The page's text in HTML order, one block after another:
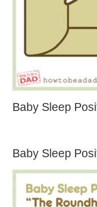
Baby Sleep
Baby Sleep